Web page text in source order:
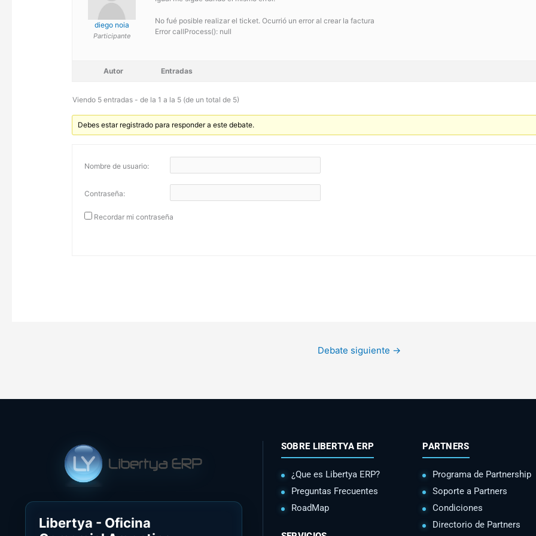
diego noia
Participante
No fué posible realizar el ticket. Ocurrió un error al crear la factura
Error callProcess(): null
Autor Entradas
Viendo 5 entradas - de la 1 a la 5 (de un total de 5)
Debes estar registrado para responder a este debate.
Nombre de usuario:
Contraseña:
Recordar mi contraseña
Debate siguiente →
Libertya - Oficina
SOBRE LIBERTYA ERP
¿Que es Libertya ERP?
Preguntas Frecuentes
RoadMap
PARTNERS
Programa de Partnership
Soporte a Partners
Condiciones
Directorio de Partners